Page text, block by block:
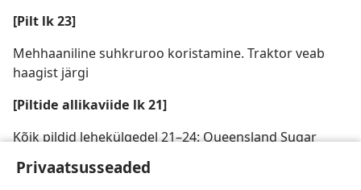
Privaatsusseaded
[Pilt lk 23]
Mehhaaniline suhkruroo koristamine. Traktor veab
haagist järgi
[Piltide allikaviide lk 21]
Kõik pildid lehekülgedel 21–24: Queensland Sugar
Corporation